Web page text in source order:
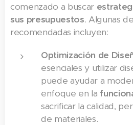
comenzado a buscar
sus presupuestos. Algunas
recomendadas incluyen:
Optimización de
esenciales y utilizar
puede ayudar a
enfoque en la
sacrificar la calidad,
de materiales.